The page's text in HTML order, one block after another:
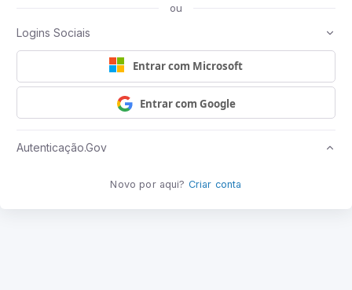
ou
Logins Sociais
Entrar com Microsoft
Entrar com Google
Autenticação.Gov
Novo por aqui? Criar conta